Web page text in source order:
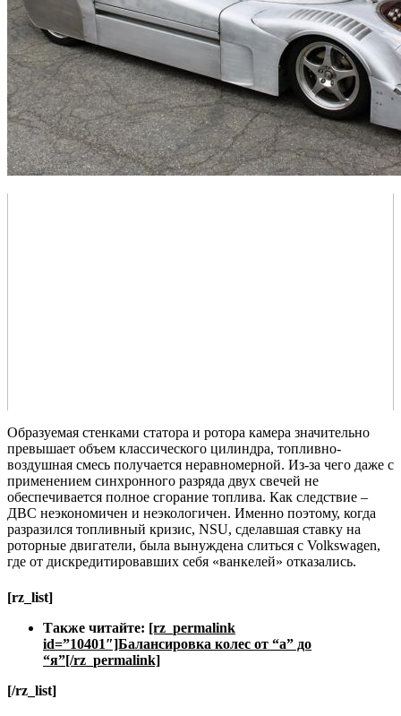
Образуемая стенками статора и ротора камера значительно
превышает объем классического цилиндра, топливно-
воздушная смесь получается неравномерной. Из-за чего даже с
применением синхронного разряда двух свечей не
обеспечивается полное сгорание топлива. Как следствие –
ДВС неэкономичен и неэкологичен. Именно поэтому, когда
разразился топливный кризис, NSU, сделавшая ставку на
роторные двигатели, была вынуждена слиться с Volkswagen,
где от дискредитировавших себя «ванкелей» отказались.
[rz_list]
Также читайте: [rz_permalink
id=”10401″]Балансировка колес от “а” до
“я”[/rz_permalink]
[/rz_list]